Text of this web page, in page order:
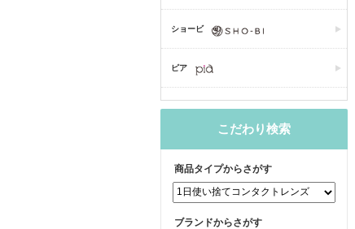
ショービ
ピア
こだわり検索
商品タイプからさがす
ブランドからさがす